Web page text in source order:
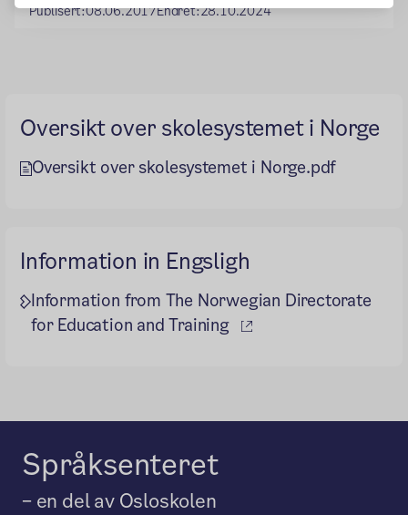
Publisert:08.06.2017Endret:28.10.2024
Oversikt over skolesystemet i Norge
Oversikt over skolesystemet i Norge.pdf
Information in Engsligh
Information from The Norwegian Directorate
for Education and Training
(ekstern lenke)
Språksenteret
– en del av Osloskolen